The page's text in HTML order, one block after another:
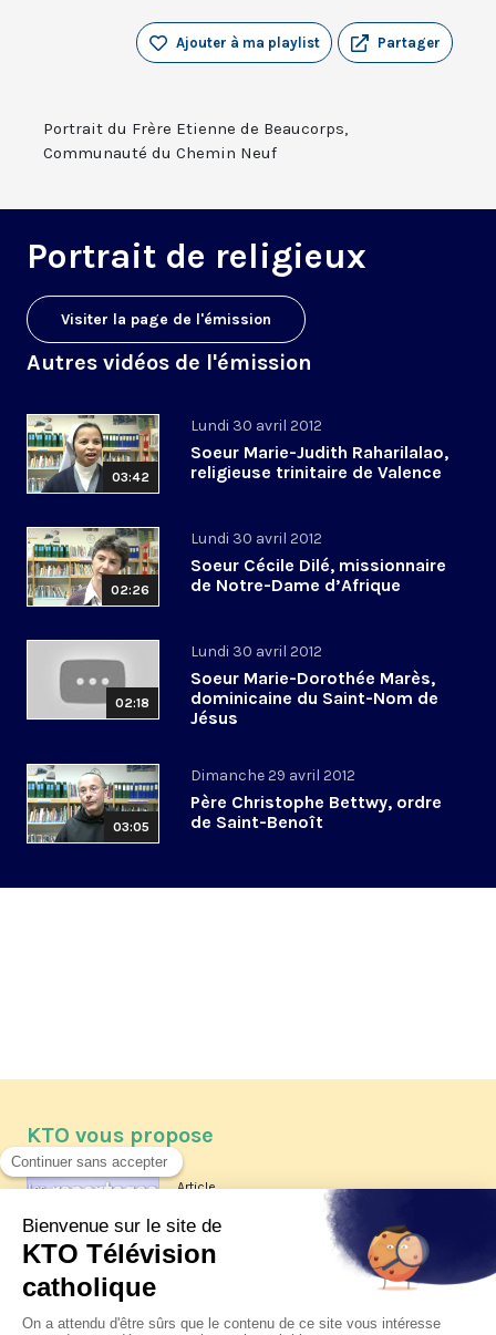
Partager
Ajouter à ma playlist
Portrait du Frère Etienne de Beaucorps,
Communauté du Chemin Neuf
Portrait de religieux
Visiter la page de l'émission
Autres vidéos de l'émission
03:42
Lundi 30 avril 2012
Soeur Marie-Judith Raharilalao,
religieuse trinitaire de Valence
02:26
Lundi 30 avril 2012
Soeur Cécile Dilé, missionnaire
de Notre-Dame d’Afrique
02:18
Lundi 30 avril 2012
Soeur Marie-Dorothée Marès,
dominicaine du Saint-Nom de
Jésus
03:05
Dimanche 29 avril 2012
Père Christophe Bettwy, ordre
de Saint-Benoît
KTO vous propose
Article
Les reportages d'été 2026 de KTO
La visite pastorale du pape Léon
XIV à Assise à suivre sur KTO le